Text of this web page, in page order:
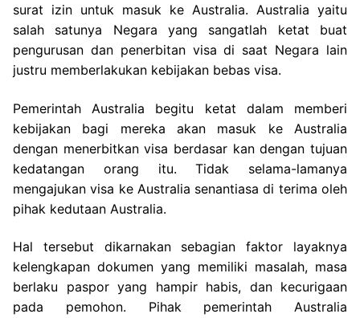
surat izin untuk masuk ke Australia. Australia yaitu
salah satunya Negara yang sangatlah ketat buat
pengurusan dan penerbitan visa di saat Negara lain
justru memberlakukan kebijakan bebas visa.
Pemerintah Australia begitu ketat dalam memberi
kebijakan bagi mereka akan masuk ke Australia
dengan menerbitkan visa berdasar kan dengan tujuan
kedatangan orang itu. Tidak selama-lamanya
mengajukan visa ke Australia senantiasa di terima oleh
pihak kedutaan Australia.
Hal tersebut dikarnakan sebagian faktor layaknya
kelengkapan dokumen yang memiliki masalah, masa
berlaku paspor yang hampir habis, dan kecurigaan
pada pemohon. Pihak pemerintah Australia